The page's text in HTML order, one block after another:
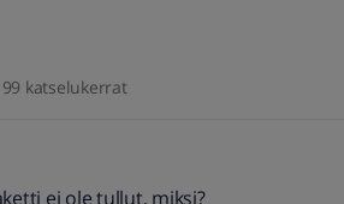
99 katselukerrat
ei ole tullut, miksi?